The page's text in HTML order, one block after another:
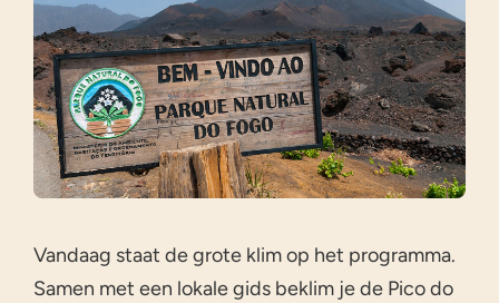
Vandaag staat de grote klim op het programma.
Samen met een lokale gids beklim je de Pico do